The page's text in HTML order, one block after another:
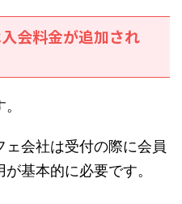
会料金が追加され
会社は受付の際に会員
基本的に必要です。